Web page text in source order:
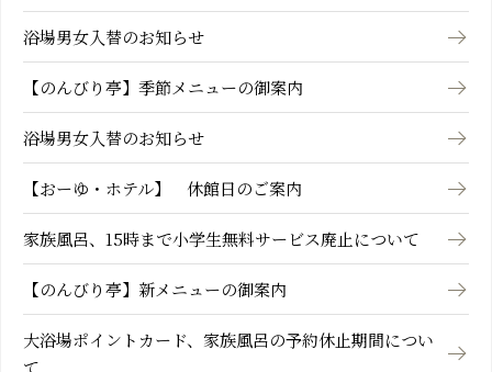
浴場男女入替のお知らせ
【のんびり亭】季節メニューの御案内
浴場男女入替のお知らせ
【おーゆ・ホテル】 休館日のご案内
家族風呂、15時まで小学生無料サービス廃止について
【のんびり亭】新メニューの御案内
大浴場ポイントカード、家族風呂の予約休止期間につい
て